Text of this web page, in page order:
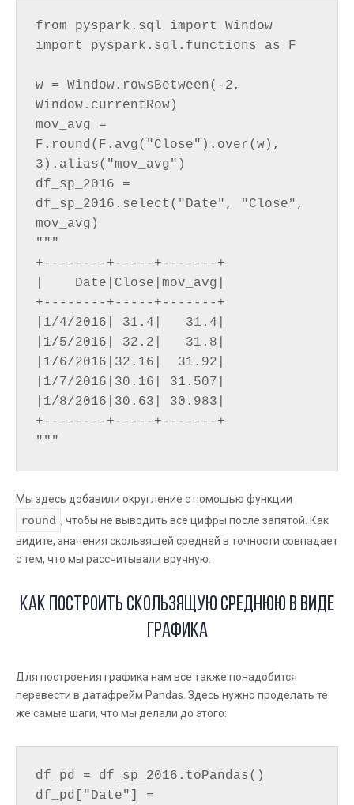
from pyspark.sql import Window
import pyspark.sql.functions as F
w = Window.rowsBetween(-2,
Window.currentRow)
mov_avg =
F.round(F.avg("Close").over(w),
3).alias("mov_avg")
df_sp_2016 =
df_sp_2016.select("Date", "Close",
mov_avg)
"""
+--------+-----+-------+
|    Date|Close|mov_avg|
+--------+-----+-------+
|1/4/2016| 31.4|   31.4|
|1/5/2016| 32.2|   31.8|
|1/6/2016|32.16|  31.92|
|1/7/2016|30.16| 31.507|
|1/8/2016|30.63| 30.983|
+--------+-----+-------+
Мы здесь добавили округление с помощью функции
round , чтобы не выводить все цифры после запятой. Как
видите, значения скользящей средней в точности совпадает
с тем, что мы рассчитывали вручную.
Как построить скользящую среднюю в виде
графика
Для построения графика нам все также понадобится
перевести в датафрейм Pandas. Здесь нужно проделать те
же самые шаги, что мы делали до этого:
df_pd = df_sp_2016.toPandas()
df_pd["Date"] =